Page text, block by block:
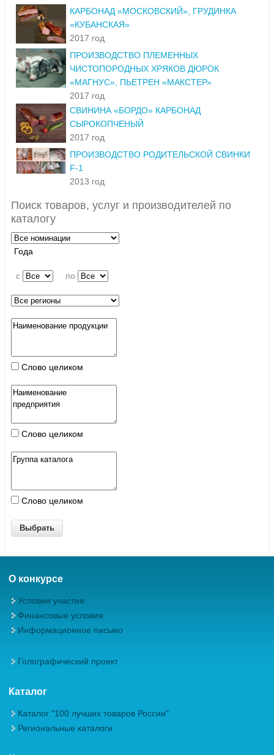
КАРБОНАД «МОСКОВСКИЙ», ГРУДИНКА
«КУБАНСКАЯ»
2017 год
ПРОИЗВОДСТВО ПЛЕМЕННЫХ
ЧИСТОПОРОДНЫХ ХРЯКОВ ДЮРОК
«МАГНУС», ПЬЕТРЕН «МАКСТЕР»
2017 год
СВИНИНА «БОРДО» КАРБОНАД
СЫРОКОПЧЕНЫЙ
2017 год
ПРОИЗВОДСТВО РОДИТЕЛЬСКОЙ СВИНКИ
F-1
2013 год
Поиск товаров, услуг и производителей по
каталогу
Года
c по
Слово целиком
Слово целиком
Слово целиком
О конкурсе
Условия участия
Финансовые условия
Информационное письмо
Голографический проект
Каталог
Каталог "100 лучших товаров России"
Региональные каталоги